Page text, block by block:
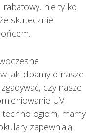
rabatowy, nie tylko
skutecznie
jaki dbamy o nasze
czy nasze
UV.
technologiom, mamy
zapewniają